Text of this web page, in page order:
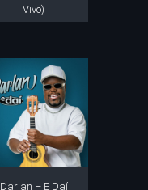
Vivo)
Darlan – E Daí